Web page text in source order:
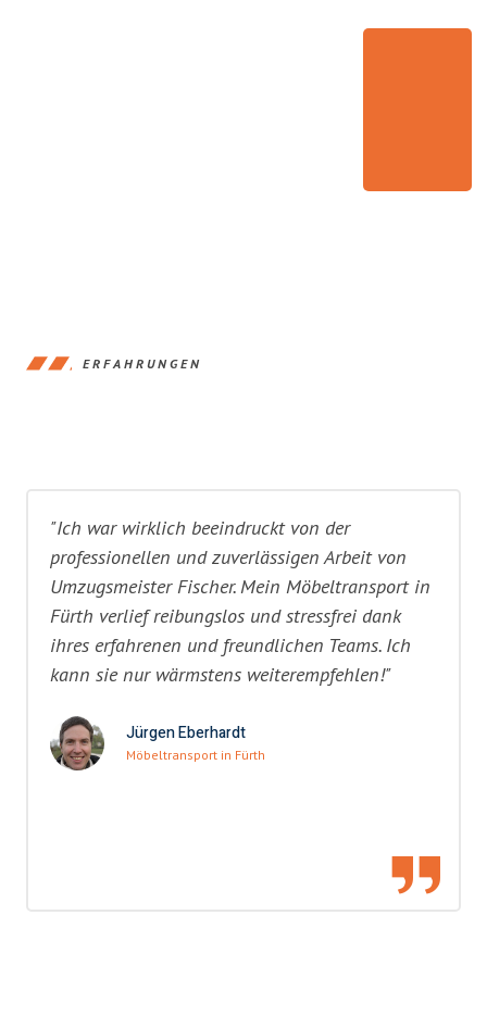
ERFAHRUNGEN
"Ich war wirklich beeindruckt von der
professionellen und zuverlässigen Arbeit von
Umzugsmeister Fischer. Mein Möbeltransport in
Fürth verlief reibungslos und stressfrei dank
ihres erfahrenen und freundlichen Teams. Ich
kann sie nur wärmstens weiterempfehlen!"
Jürgen Eberhardt
Möbeltransport in Fürth